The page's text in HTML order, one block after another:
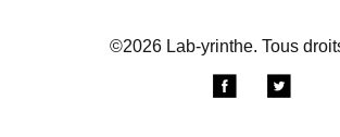
©2026 Lab-yrinthe. Tous